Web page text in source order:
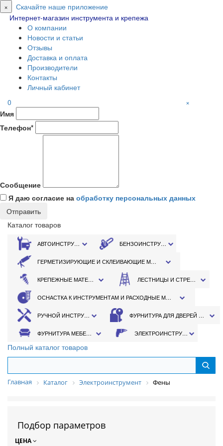
× Скачайте наше приложение
Интернет-магазин инструмента и крепежа
О компании
Новости и статьи
Отзывы
Доставка и оплата
Производители
Контакты
Личный кабинет
0
×
Имя
Телефон*
Сообщение
Я даю согласие на обработку персональных данных
Каталог товаров
АВТОИНСТРУМЕНТ БЕНЗОИНСТРУМЕНТ
ГЕРМЕТИЗИРУЮЩИЕ И СКЛЕИВАЮЩИЕ МАТЕРИАЛЫ
КРЕПЕЖНЫЕ МАТЕРИАЛЫ ЛЕСТНИЦЫ И СТРЕМЯНКИ
ОСНАСТКА К ИНСТРУМЕНТАМ И РАСХОДНЫЕ МАТЕРИАЛЫ
РУЧНОЙ ИНСТРУМЕНТ ФУРНИТУРА ДЛЯ ДВЕРЕЙ И ОКОН
ФУРНИТУРА МЕБЕЛЬНАЯ ЭЛЕКТРОИНСТРУМЕНТ
Полный каталог товаров
Главная Каталог Электроинструмент Фены
Подбор параметров
ЦЕНА